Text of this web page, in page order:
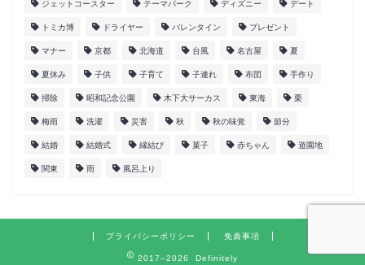
ジェットコースター テーマパーク ディズニー デート
トミカ博 ドライヤー バレンタイン プレゼント
マナー 京都 北海道 台風 名古屋 夏
夏休み 子供 子育て 子連れ 布団 手作り
掃除 昭和記念公園 木下大サーカス 東海 栗
梅雨 洗濯 災害 秋 秋の味覚 節分
結婚 結婚式 縁結び 菓子 赤ちゃん 遊園地
関東 雨 風呂上り
プライバシーポリシー 免責事項
2017–2026 Definitely